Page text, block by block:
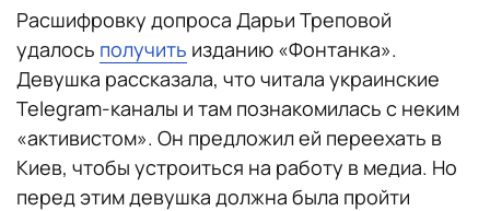
Расшифровку допроса Дарьи Треповой
удалось получить изданию «Фонтанка».
Девушка рассказала, что читала украинские
Telegram-каналы и там познакомилась с неким
«активистом». Он предложил ей переехать в
Киев, чтобы устроиться на работу в медиа. Но
перед этим девушка должна была пройти